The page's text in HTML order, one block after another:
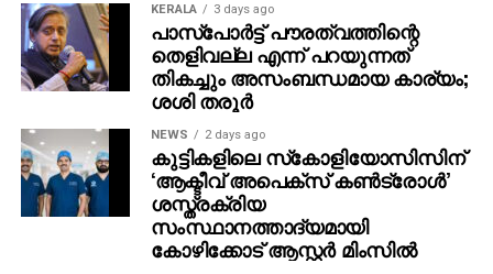
മക്ക, റിയാദ്, കിഴക്കന്‍ പ്രവിശ്യ എന്നിവിടങ്ങളിലെ 911
എന്ന നമ്പരിലും രാജ്യത്തിന്റെ മറ്റ് പ്രദേശങ്ങളിലെ 999,
996 എന്നീ നമ്പരുകളിലും നിയമലംഘനങ്ങള്‍ റിപ്പോര്‍ട്ട്
ചെയ്യണമെന്ന് മന്ത്രാലയം പൊതുജനങ്ങളോട്
അഭ്യര്‍ത്ഥിച്ചു.
KERALA 3 days ago
പാസ്പോര്‍ട്ട് പൗരത്വത്തിന്റെ
തെളിവല്ല എന്ന് പറയുന്നത്
തികച്ചും അസംബന്ധമായ കാര്യം;
ശശി തരൂര്‍
NEWS 2 days ago
കുട്ടികളിലെ സ്‌കോളിയോസിസിന്
‘ആക്ടീവ് അപെക്സ് കൺട്രോൾ’
ശസ്ത്രക്രിയ
സംസ്ഥാനത്താദ്യമായി
കോഴിക്കോട് ആസ്റ്റർ മിംസിൽ